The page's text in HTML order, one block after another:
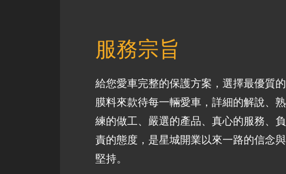
服務宗旨
給您愛車完整的保護方案，選擇最優質的
膜料來款待每一輛愛車，詳細的解說、熟
練的做工、嚴選的產品、真心的服務、負
責的態度，是星城開業以來一路的信念與
堅持。